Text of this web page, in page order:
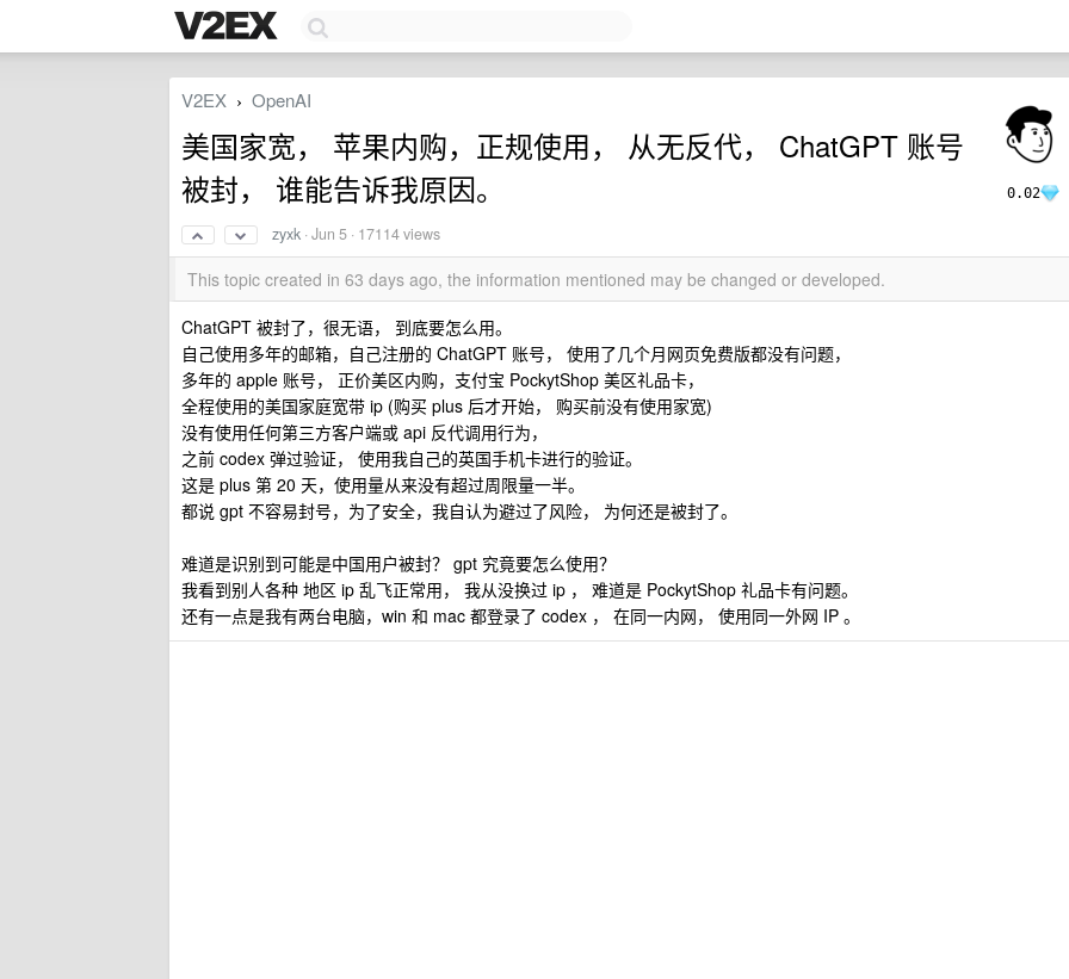
0.02
V2EX › OpenAI
美国家宽， 苹果内购，正规使用， 从无反代， ChatGPT 账号
被封， 谁能告诉我原因。
zyxk ·Jun 5 · 17114 views
This topic created in 63 days ago, the information mentioned may be changed or developed.
ChatGPT 被封了，很无语， 到底要怎么用。
自己使用多年的邮箱，自己注册的 ChatGPT 账号， 使用了几个月网页免费版都没有问题，
多年的 apple 账号， 正价美区内购，支付宝 PockytShop 美区礼品卡，
全程使用的美国家庭宽带 ip (购买 plus 后才开始， 购买前没有使用家宽)
没有使用任何第三方客户端或 api 反代调用行为，
之前 codex 弹过验证， 使用我自己的英国手机卡进行的验证。
这是 plus 第 20 天，使用量从来没有超过周限量一半。
都说 gpt 不容易封号，为了安全，我自认为避过了风险， 为何还是被封了。
难道是识别到可能是中国用户被封？ gpt 究竟要怎么使用？
我看到别人各种 地区 ip 乱飞正常用， 我从没换过 ip ， 难道是 PockytShop 礼品卡有问题。
还有一点是我有两台电脑，win 和 mac 都登录了 codex ， 在同一内网， 使用同一外网 IP 。